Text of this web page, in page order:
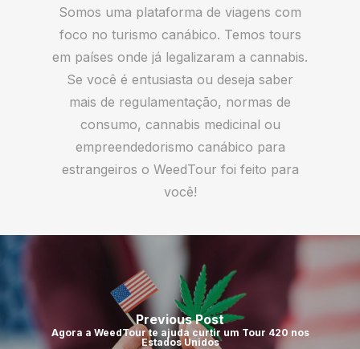
Somos uma plataforma de viagens com
foco no turismo canábico. Temos tours
em países onde já legalizaram a cannabis.
Se você é entusiasta ou deseja saber
mais de regulamentação, normas de
consumo, cannabis medicinal ou
empreendedorismo canábico para
estrangeiros o WeedTour foi feito para
você!
Previous Post
Agora a WeedTour te ajuda curtir um Tour 420 nos
Estados Unidos